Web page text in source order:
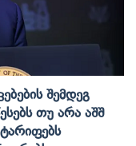
Შემდეგ
Თუ Არა Აშშ